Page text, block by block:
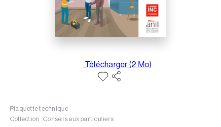
Télécharger (2 Mo)
Plaquette technique
Collection : Conseils aux particuliers